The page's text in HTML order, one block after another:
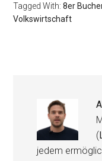
Tagged With:8er
Volkswirtschaft
(
jedem